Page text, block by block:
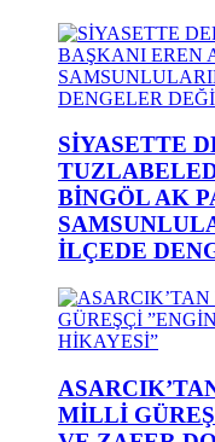
SİYASETTE
BİNGÖL AK
İLÇEDE
MİLLİ